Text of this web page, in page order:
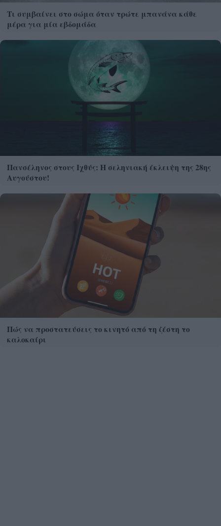
Τι συμβαίνει στο σώμα όταν τρώτε μπανάνα κάθε
μέρα για μία εβδομάδα
Πανσέληνος στους Ιχθύς: Η σεληνιακή έκλειψη της 28ης
Αυγούστου!
Πώς να προστατεύσεις το κινητό από τη ζέστη το
καλοκαίρι